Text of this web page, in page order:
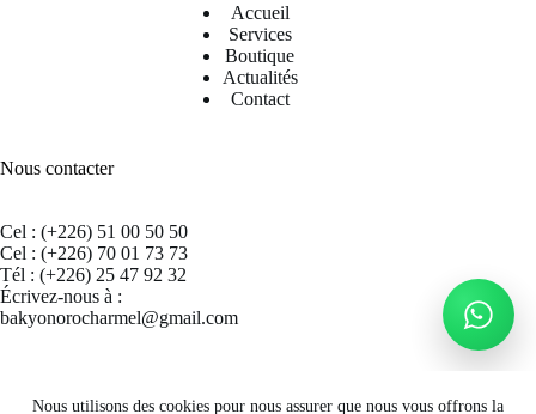
Nous utilisons des cookies pour nous assurer que nous vous offrons la
Accueil
Services
Boutique
Actualités
Contact
Nous contacter
Cel : (+226) 51 00 50 50
Cel : (+226) 70 01 73 73
Tél : (+226) 25 47 92 32
Écrivez-nous à :
bakyonorocharmel@gmail.com